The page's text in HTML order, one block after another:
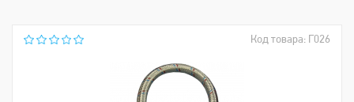
Код товара: Г026